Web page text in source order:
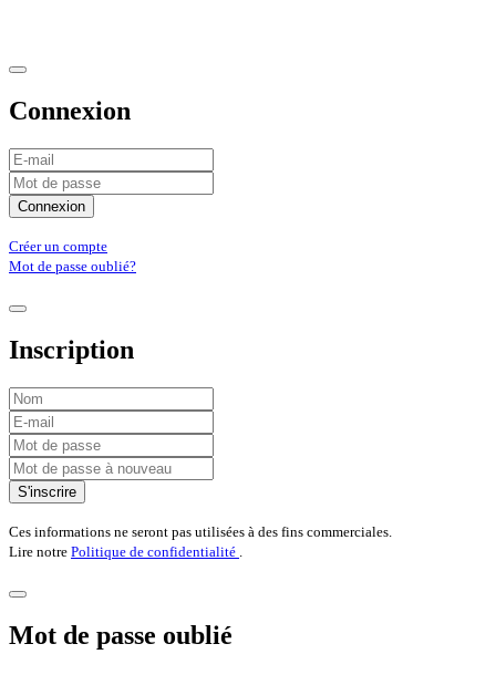
Connexion
Connexion
Créer un compte
Mot de passe oublié?
Inscription
S'inscrire
Ces informations ne seront pas utilisées à des fins commerciales.
Lire notre Politique de confidentialité
Mot de passe oublié